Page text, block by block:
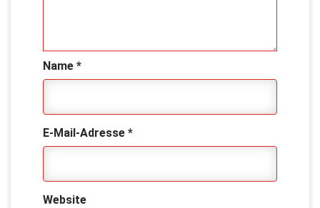
Name *
E-Mail-Adresse *
Website